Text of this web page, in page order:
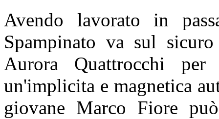
Avendo lavorato in
Spampinato va sul
Aurora Quattrocchi
un'implicita e magnetica
giovane Marco Fiore